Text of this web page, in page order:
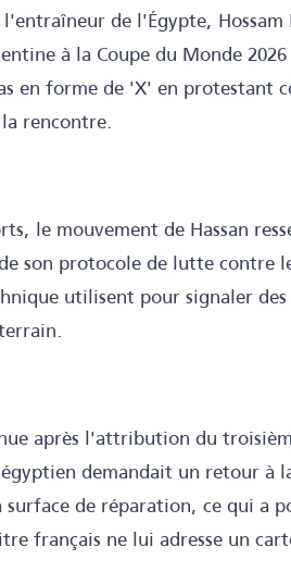
de l'Égypte,
à la Coupe du Monde
en forme de 'X' en protestant
rencontre.
le mouvement de Hassan
son protocole de lutte contre
utilisent pour signaler
après l'attribution du
demandait un retour à
de réparation, ce qui a
français ne lui adresse un